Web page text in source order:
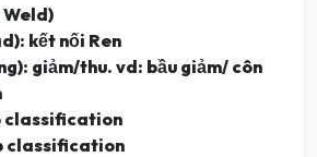
Weld)
kết nối Ren
giảm/thu. vd: bầu giảm/ côn
classification
classification